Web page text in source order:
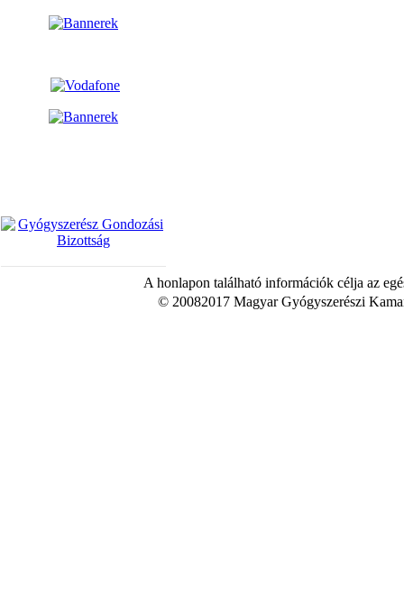
A honlapon található információk célja az
© 20082017 Magyar Gyógyszerészi